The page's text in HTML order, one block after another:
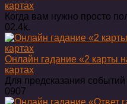
картах
Когда вам нужно просто
02.4k.
Онлайн гадание «2 карты
картах
Для предсказания
0907